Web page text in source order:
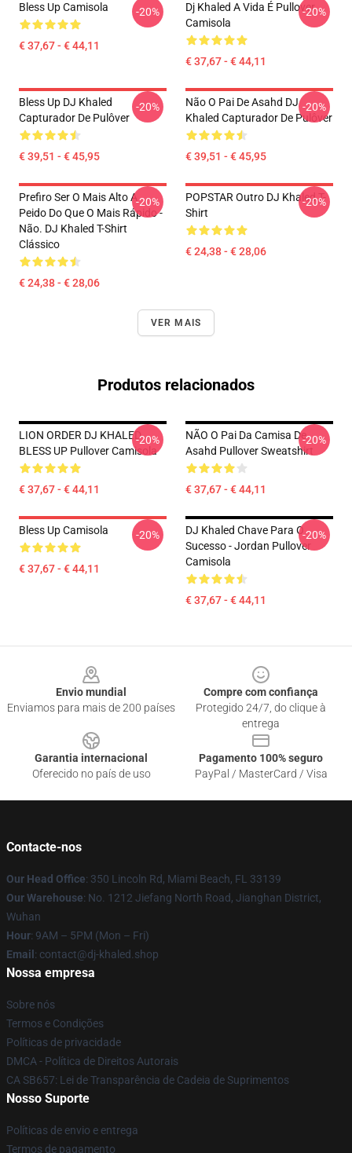
Bless Up Camisola
€ 37,67 - € 44,11
-20%
Dj Khaled A Vida É Pullover
Camisola
€ 37,67 - € 44,11
-20%
Bless Up DJ Khaled
Capturador De Pulôver
€ 39,51 - € 45,95
-20%
Não O Pai De Asahd DJ
Khaled Capturador De Pulôver
€ 39,51 - € 45,95
-20%
Prefiro Ser O Mais Alto A
Peido Do Que O Mais Rápido -
Não. DJ Khaled T-Shirt
Clássico
€ 24,38 - € 28,06
-20%
POPSTAR Outro DJ Khaled T-
Shirt
€ 24,38 - € 28,06
-20%
VER MAIS
Produtos relacionados
LION ORDER DJ KHALED
BLESS UP Pullover Camisola
€ 37,67 - € 44,11
-20%
NÃO O Pai Da Camisa De
Asahd Pullover Sweatshirt
€ 37,67 - € 44,11
-20%
Bless Up Camisola
€ 37,67 - € 44,11
-20%
DJ Khaled Chave Para O
Sucesso - Jordan Pullover
Camisola
€ 37,67 - € 44,11
-20%
Envio mundial
Enviamos para mais de 200 países
Compre com confiança
Protegido 24/7, do clique à
entrega
Garantia internacional
Oferecido no país de uso
Pagamento 100% seguro
PayPal / MasterCard / Visa
Contacte-nos
Our Head Office: 350 Lincoln Rd, Miami Beach, FL 33139
Our Warehouse: No. 1212 Jiefang North Road, Jianghan District,
Wuhan
Hour: 9AM – 5PM (Mon – Fri)
Email : contact@dj-khaled.shop
Nossa empresa
Sobre nós
Termos e Condições
Políticas de privacidade
DMCA - Política de Direitos Autorais
CA SB657: Lei de Transparência de Cadeia de Suprimentos
Nosso Suporte
Políticas de envio e entrega
Termos de pagamento